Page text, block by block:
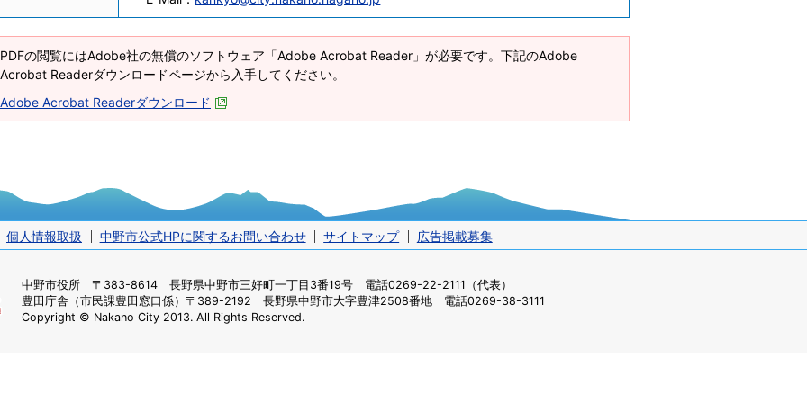
PDFの閲覧にはAdobe社の無償のソフトウェア「Adobe Acrobat Reader」が必要です。下記のAdobe
Acrobat Readerダウンロードページから入手してください。
Adobe Acrobat Readerダウンロード
個人情報取扱 中野市公式HPに関するお問い合わせ サイトマップ 広告掲載募集
中野市役所 〒383-8614 長野県中野市三好町一丁目3番19号 電話0269-22-2111（代表）
豊田庁舎（市民課豊田窓口係） 〒389-2192 長野県中野市大字豊津2508番地 電話0269-38-3111
Copyright © Nakano City 2013. All Rights Reserved.